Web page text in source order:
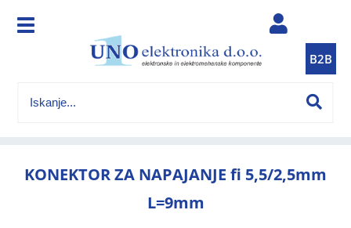
B2B
KONEKTOR ZA NAPAJANJE fi 5,5/2,5mm
L=9mm